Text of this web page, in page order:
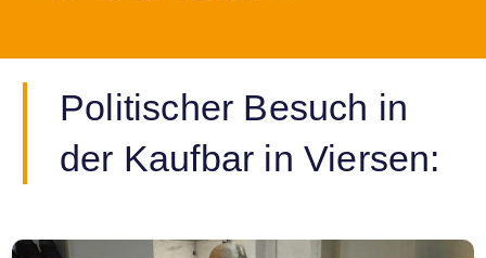
Politischer Besuch in
der Kaufbar in Viersen: